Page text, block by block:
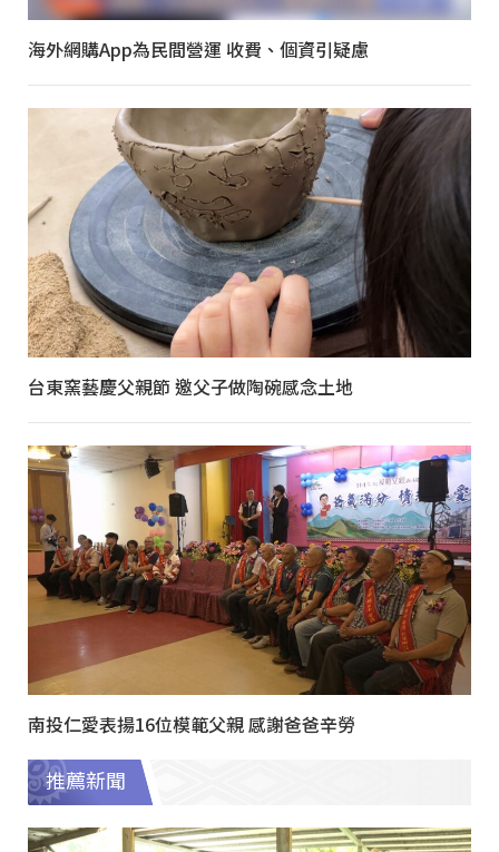
海外網購App為民間營運 收費、個資引疑慮
台東窯藝慶父親節 邀父子做陶碗感念土地
南投仁愛表揚16位模範父親 感謝爸爸辛勞
推薦新聞